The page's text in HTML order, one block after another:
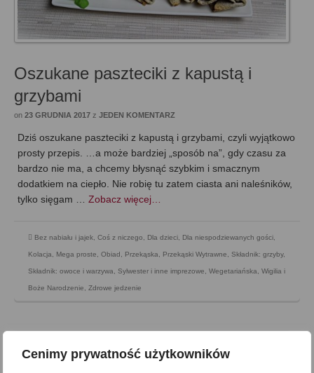
Cenimy prywatność użytkowników
Oszukane paszteciki z kapustą i
grzybami
on 23 GRUDNIA 2017 z JEDEN KOMENTARZ
Dziś oszukane paszteciki z kapustą i grzybami, czyli wyjątkowo
prosty przepis. …a może bardziej „sposób na”, gdy czasu za
bardzo nie ma, a chcemy błysnąć szybkim i smacznym
dodatkiem na ciepło. Nie robię tu zatem ciasta ani naleśników,
tylko sięgam … Zobacz więcej…
Bez nabiału i jajek, Coś z niczego, Dla dzieci, Dla niespodziewanych gości,
Kolacja, Mega proste, Obiad , Przekąska, Przekąski Wytrawne, Składnik: grzyby,
Składnik: owoce i warzywa, Sylwester i inne imprezowe, Wegetariańska, Wigilia i
Boże Narodzenie, Zdrowe jedzenie